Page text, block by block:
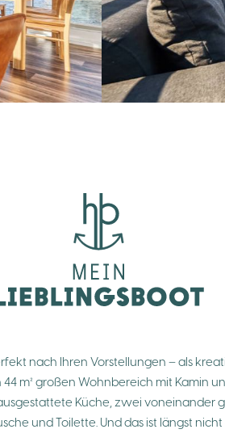
nach Ihren Vorstellungen – als
m² großen Wohnbereich mit Kamin
Küche, zwei voneinander
und Toilette. Und das ist längst nicht